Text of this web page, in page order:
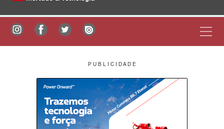
P U B L I C I D A D E